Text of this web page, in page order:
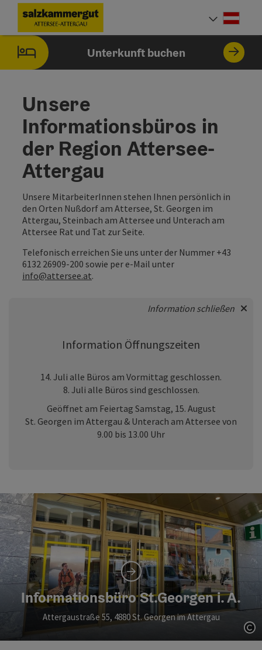
Zum InhaltAccesskey
[0]
Zur NavigationAccesskey
[1]
Zum Seitenanfang
Zum ImpressumAccesskey
[5]
Zu den Hinweisen zur Bedienung der Website Accesskey
Zur StartseiteAccesskey
[7]
Unterkunft buchen
Unsere
Informationsbüros in
der Region Attersee-
Attergau
Unsere MitarbeiterInnen stehen Ihnen persönlich in
den Orten Nußdorf am Attersee, St. Georgen im
Attergau, Steinbach am Attersee und Unterach am
Attersee Rat und Tat zur Seite.
Telefonisch erreichen Sie uns unter der Nummer +43
6132 26909-200 sowie per e-Mail unter
info@attersee.at.
Information schließen
Information Öffnungszeiten
14. Juli alle Büros am Vormittag geschlossen.
8. Juli alle Büros sind geschlossen.
Geöffnet am Feiertag Samstag, 15. August
St. Georgen im Attergau & Unterach am Attersee von
9.00 bis 13.00 Uhr
Informationsbüro St.Georgen i. A.
Attergaustraße 55, 4880 St. Georgen im Attergau